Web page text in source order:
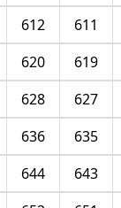
611
612
619
620
627
628
635
636
643
644